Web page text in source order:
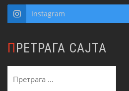
Instagram
ПРЕТРАГА САЈТА
за: